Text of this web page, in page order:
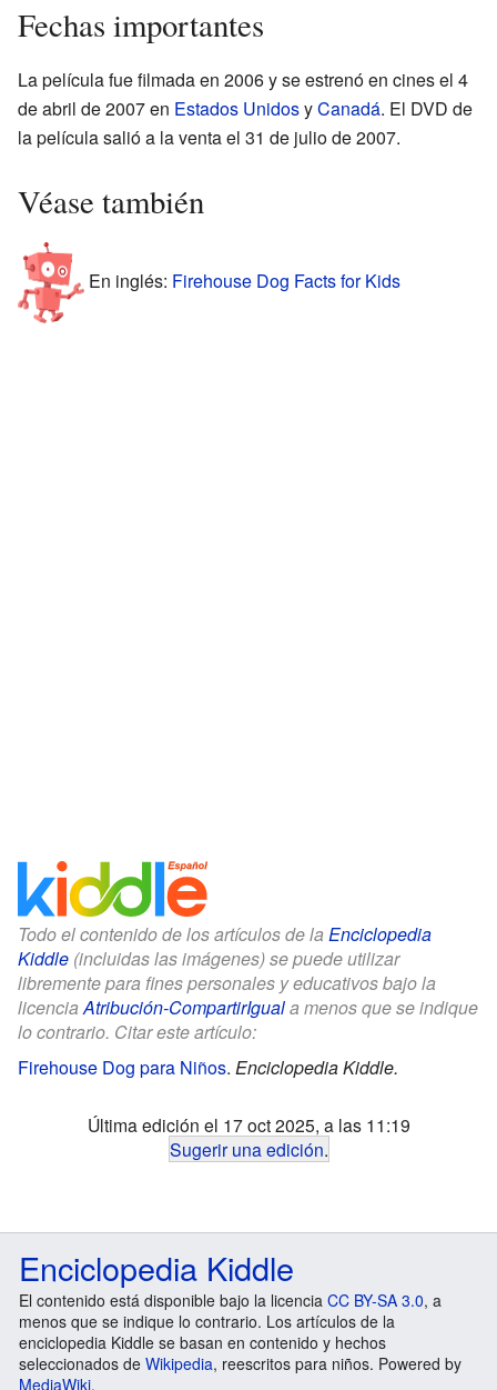
Fechas importantes
La película fue filmada en 2006 y se estrenó en cines el 4
de abril de 2007 en Estados UnidosyCanadá. El DVD de
la película salió a la venta el 31 de julio de 2007.
Véase también
En inglés: Firehouse Dog Facts for Kids
Todo el contenido de los artículos de la Enciclopedia
Kiddle (incluidas las imágenes) se puede utilizar
libremente para fines personales y educativos bajo la
licenciaAtribución-CompartirIguala menos que se indique
lo contrario. Citar este artículo:
Firehouse Dog para Niños. Enciclopedia Kiddle.
Última edición el 17 oct 2025, a las 11:19
Sugerir una edición.
Enciclopedia Kiddle
El contenido está disponible bajo la licencia CC BY-SA 3.0, a
menos que se indique lo contrario. Los artículos de la
enciclopedia Kiddle se basan en contenido y hechos
seleccionados de Wikipedia, reescritos para niños. Powered by
MediaWiki.